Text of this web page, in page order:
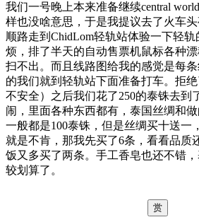
我们一号晚上本来准备继续central
样也没啥意思，于是我提议去了火车头
顺路走到ChidLom轻轨站体验一下轻
烦，排了半天的自动售票机鼠标各种
扫不出。而且线路图给我的感觉是每
的我们就到轻轨站下面准备打车。拒
不安全）之后我们花了250的泰铢去到
闹，里面各种东西都有，泰国丝绸和
一般都是100泰铢，但是丝绸买十送一
就是不肯，那我先买了6条，看看品质
饭又多买了两条。手工香皂也还不错
较划算了。
赏